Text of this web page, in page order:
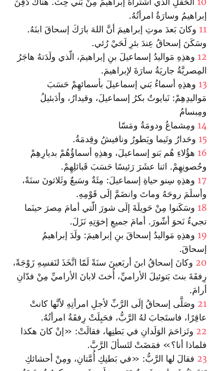
إبراهيمُ وسارَةُ امرأتُهُ.
11 وكانَ بَعدَ موتِ إبراهيمَ أنَّ اللهَ بارَكَ إسحاقَ ابنَهُ.
وسَكَنَ إسحاقُ عِندَ بئرِ لَحَيْ رُئي.
12 وهذِهِ مَواليدُ إسماعيلَ بنِ إبراهيمَ، الّذي ولَدَتهُ هاجَرُ
المِصريَّةُ جاريَةُ سارَةَ لإبراهيمَ.
13 وهذِهِ أسماءُ بَني إسماعيلَ بأسمائهِمْ حَسَبَ
مَواليدِهِمْ: نَبايوتُ بكرُ إسماعيلَ، وقيدارُ، وأدَبئيلُ
ومِبسامُ
14 ومِشماعُ ودومَةُ ومَسّا
15 وحَدارُ وتَيما ويَطورُ ونافيشُ وقِدمَةُ.
16 هؤُلاءِ هُم بَنو إسماعيلَ، وهذِهِ أسماؤُهُمْ بديارِهِمْ
وحُصونِهِمْ. اثنا عشَرَ رَئيسًا حَسَبَ قَبائلِهِمْ.
17 وهذِهِ سِنو حياةِ إسماعيلَ: مِئَةٌ وسَبعٌ وثَلاثونَ سنَةً،
وأسلَمَ روحَهُ وماتَ وانضَمَّ إلَى قَوْمِهِ.
18 وسَكَنوا مِنْ حَويلَةَ إلَى شورَ الّتي أمامَ مِصرَ حينَما
تجيءُ نَحوَ أشّورَ. أمامَ جميعِ إخوَتِهِ نَزَلَ.
19 وهذِهِ مَواليدُ إسحاقَ بنِ إبراهيمَ: ولَدَ إبراهيمُ
إسحاقَ.
20 وكانَ إسحاقُ ابنَ أربَعينَ سنَةً لَمّا اتَّخَذَ لنَفسِهِ زَوْجَةً،
رِفقَةَ بنتَ بَتوئيلَ الأراميِّ، أُختَ لابانَ الأراميِّ مِنْ فدّانِ
أرامَ.
21 وصَلَّى إسحاقُ إلَى الرَّبِّ لأجلِ امرأتِهِ لأنَّها كانتْ
عاقِرًا، فاستَجابَ لهُ الرَّبُّ، فحَبِلَتْ رِفقَةُ امرأتُهُ.
22 وتَزاحَمَ الوَلَدانِ في بَطنِها، فقالَتْ: «إنْ كانَ هكذا
فلماذا أنا؟» فمَضَتْ لتَسألَ الرَّبَّ.
23 فقالَ لها الرَّبُّ: «في بَطنِكِ أُمَّتانِ، ومِنْ أحشائكِ